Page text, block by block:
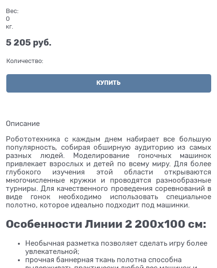
Вес:
0
кг.
5 205 руб.
Количество:
КУПИТЬ
Описание
Робототехника с каждым днем набирает все большую
популярность, собирая обширную аудиторию из самых
разных людей. Моделирование гоночных машинок
привлекает взрослых и детей по всему миру. Для более
глубокого изучения этой области открываются
многочисленные кружки и проводятся разнообразные
турниры. Для качественного проведения соревнований в
виде гонок необходимо использовать специальное
полотно, которое идеально подходит под машинки.
Особенности Линии 2 200х100 см:
Необычная разметка позволяет сделать игру более
увлекательной;
прочная баннерная ткань полотна способна